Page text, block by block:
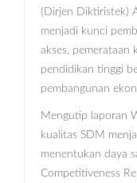
(Dirjen Diktiristek)
menjadi kunci
akses, pemerataan
pendidikan tinggi
pembangunan
Mengutip laporan
kualitas SDM
menentukan daya
Competitiveness